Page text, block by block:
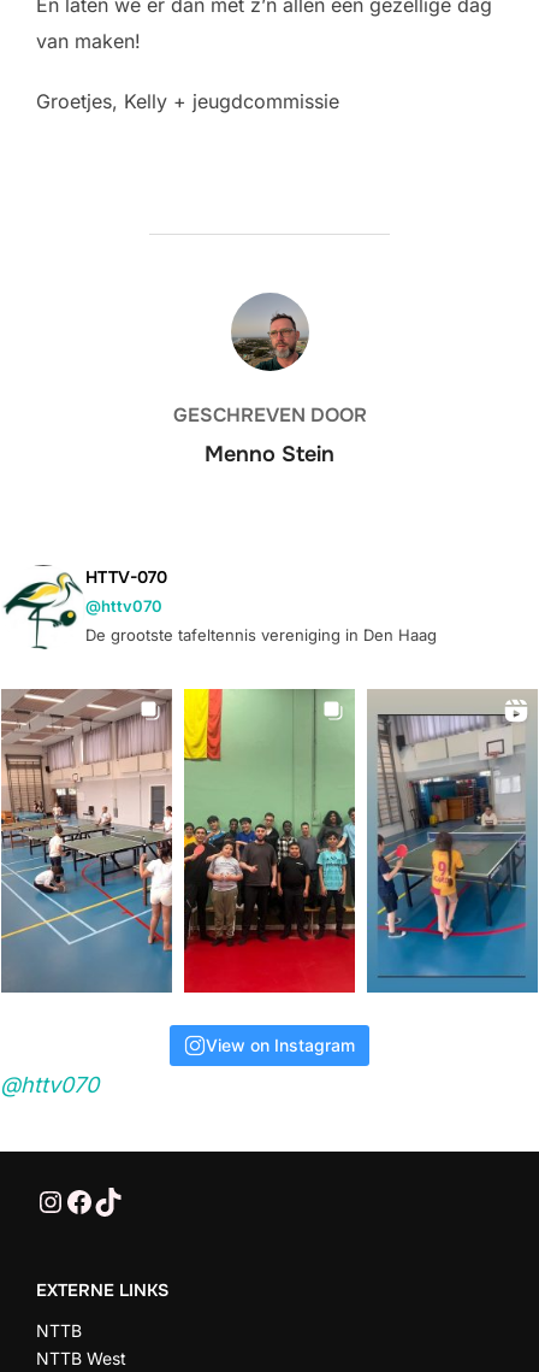
En laten we er dan met z’n allen een gezellige dag
van maken!
Groetjes, Kelly + jeugdcommissie
BERICHTAUTEUR
GESCHREVEN DOOR
Menno Stein
HTTV-070
@httv070
De grootste tafeltennis vereniging in Den Haag
View on Instagram
@httv070
@HTTV070
HTTV-070
HTTV-070
EXTERNE LINKS
NTTB
NTTB West